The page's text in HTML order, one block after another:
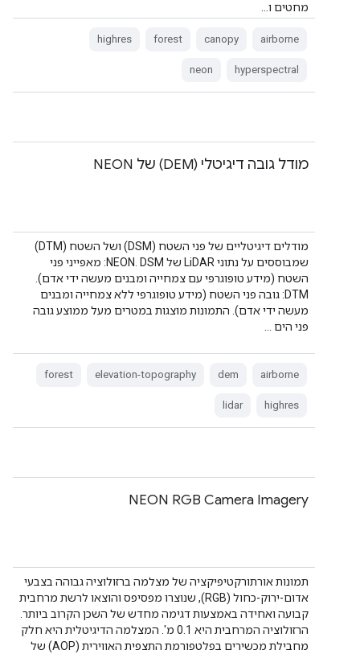
מחטים ו…
airborne
canopy
forest
highres
hyperspectral
neon
מודל גובה דיגיטלי (DEM) של NEON
מודלים דיגיטליים של פני השטח (DSM) ושל השטח (DTM)
שמבוססים על נתוני LiDAR של NEON. DSM: מאפייני פני
השטח (מידע טופוגרפי עם צמחייה ומבנים מעשה ידי אדם).
DTM: גובה פני השטח (מידע טופוגרפי ללא צמחייה ומבנים
מעשה ידי אדם). התמונות מוצגות במטרים מעל ממוצע גובה
פני הים …
airborne
dem
elevation-topography
forest
highres
lidar
NEON RGB Camera Imagery
תמונות אורתורקטיפיקציה של מצלמה ברזולוציה גבוהה בצבעי
אדום-ירוק-כחול (RGB), שנוצרו מפסיפס והוצאו לרשת מרחבית
קבועה ואחידה באמצעות דגימה מחדש של השכן הקרוב ביותר.
הרזולוציה המרחבית היא 0.1 מ'. המצלמה הדיגיטלית היא חלק
מחבילת מכשירים בפלטפורמת התצפית האווירית (AOP) של